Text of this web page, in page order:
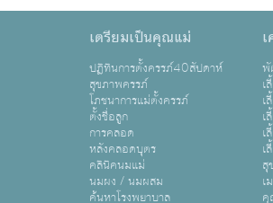
เตรียมเป็นคุณแม่
ปฏิทินการตั้งครรภ์40สัปดาห์
สุขภาพครรภ์
โภชนาการแม่ตั้งครรภ์
ตั้งชื่อลูก
การคลอด
หลังคลอดบุตร
คลินิคนมแม่
นมผง / นมผสม
ค้นหาโรงพยาบาล
พั
เ
เ
เ
เ
เ
สุ
เ
คุ